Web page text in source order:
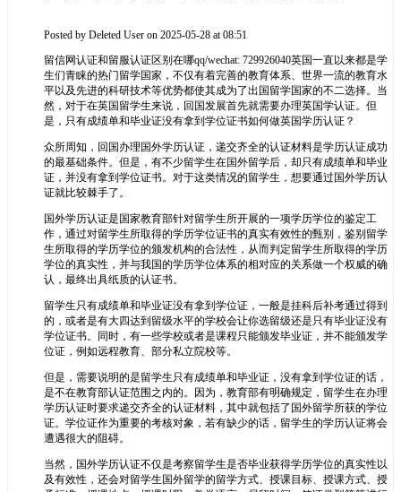
Posted by Deleted User on 2025-05-28 at 08:51
留信网认证和留服认证区别在哪qq/wechat: 729926040英国一直以来都是学
生们青睐的热门留学国家，不仅有着完善的教育体系、世界一流的教育水
平以及先进的科研技术等优势都使其成为了出国留学国家的不二选择。当
然，对于在英国留学生来说，回国发展首先就需要办理英国学认证。但
是，只有成绩单和毕业证没有拿到学位证书如何做英国学历认证？
众所周知，回国办理国外学历认证，递交齐全的认证材料是学历认证成功
的最基础条件。但是，有不少留学生在国外留学后，却只有成绩单和毕业
证，并没有拿到学位证书。对于这类情况的留学生，想要通过国外学历认
证就比较棘手了。
国外学历认证是国家教育部针对留学生所开展的一项学历学位的鉴定工
作，通过对留学生所取得的学历学位证书的真实有效性的甄别，鉴别留学
生所取得的学历学位的颁发机构的合法性，从而判定留学生所取得的学历
学位的真实性，并与我国的学历学位体系的相对应的关系做一个权威的确
认，最终出具纸质的认证书。
留学生只有成绩单和毕业证没有拿到学位证，一般是挂科后补考通过得到
的，或者是有大四达到留级水平的学校会让你选留级还是只有毕业证没有
学位证书。同时，有一些学校或者是课程只能颁发毕业证，并不能颁发学
位证，例如远程教育、部分私立院校等。
但是，需要说明的是留学生只有成绩单和毕业证，没有拿到学位证的话，
是不在教育部认证范围之内的。因为，教育部有明确规定，留学生在办理
学历认证时要求递交齐全的认证材料，其中就包括了国外留学所获的学位
证。学位证作为重要的考核对象，若有缺少的话，留学生的学历认证将会
遭遇很大的阻碍。
当然，国外学历认证不仅是考察留学生是否毕业获得学历学位的真实性以
及有效性，还会对留学生国外留学的留学方式、授课目标、授课方式、授